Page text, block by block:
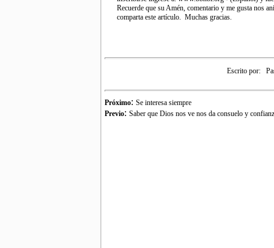
Recuerde que su Amén, comentario y me gusta nos
comparta este artículo. Muchas gracias.
Escrito por:
Próximo: Se interesa siempre
Previo: Saber que Dios nos ve nos da consuelo y